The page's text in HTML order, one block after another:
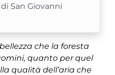
San Giovanni
che la foresta
quanto per quel
qualità dell’aria che